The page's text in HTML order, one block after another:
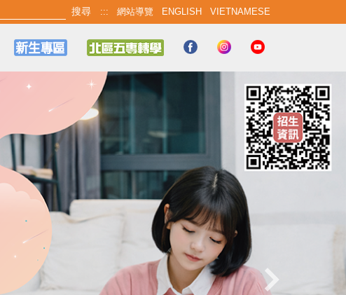
::: 網站導覽 ENGLISH VIETNAMESE